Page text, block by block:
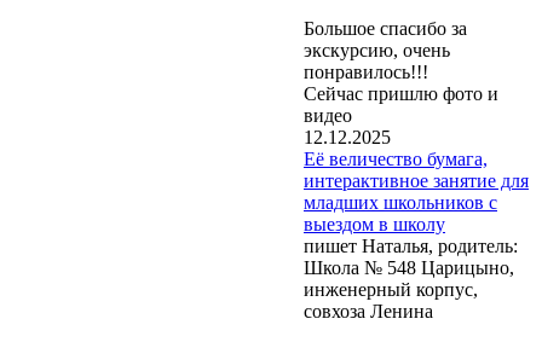
Большое спасибо за
экскурсию, очень
понравилось!!!
Сейчас пришлю фото и
видео
12.12.2025
Её величество бумага,
интерактивное занятие для
младших школьников с
выездом в школу
пишет Наталья, родитель:
Школа № 548 Царицыно,
инженерный корпус,
совхоза Ленина